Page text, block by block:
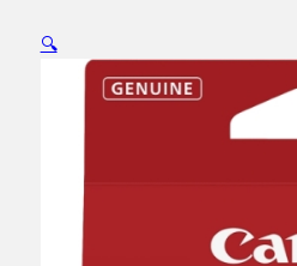
PFI5100C/6953C001
🔍